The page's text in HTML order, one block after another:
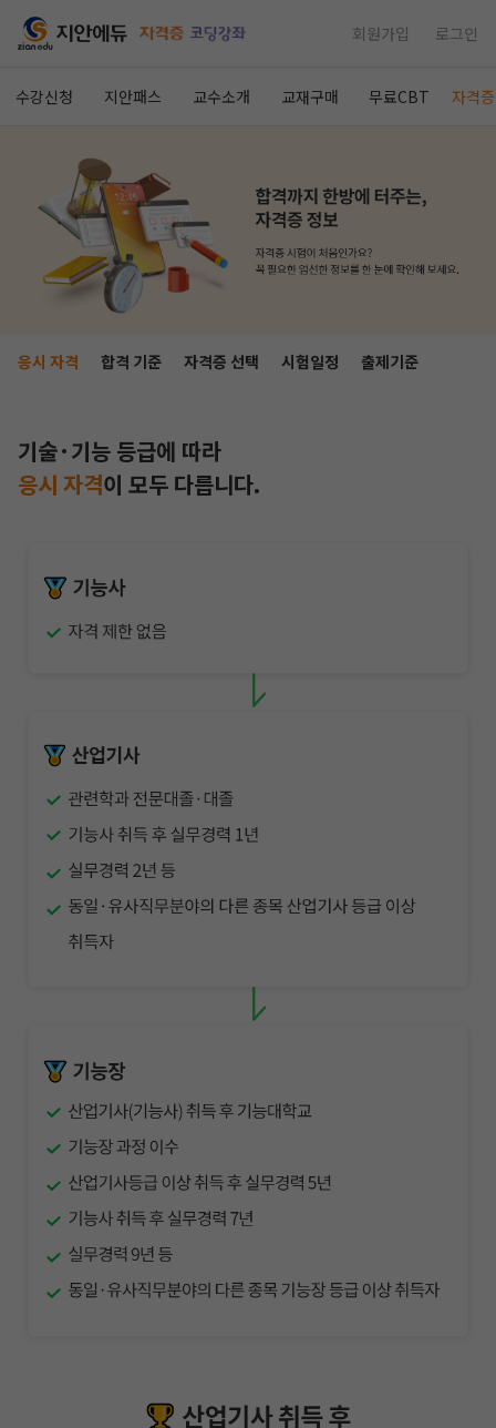
회원가입 로그인
수강신청 지안패스 교수소개 교재구매 무료CBT 자격
시 수강일 3일 자동 연장!
응시 자격 합격 기준 자격증 선택 시험일정 출제기준
기술·기능 등급에 따라
응시 자격이 모두 다릅니다.